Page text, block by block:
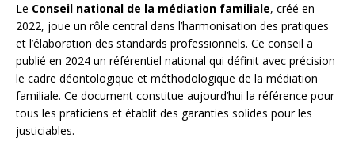
Le Conseil national de la médiation familiale, créé en
2022, joue un rôle central dans l’harmonisation des pratiques
et l’élaboration des standards professionnels. Ce conseil a
publié en 2024 un référentiel national qui définit avec précision
le cadre déontologique et méthodologique de la médiation
familiale. Ce document constitue aujourd’hui la référence pour
tous les praticiens et établit des garanties solides pour les
justiciables.